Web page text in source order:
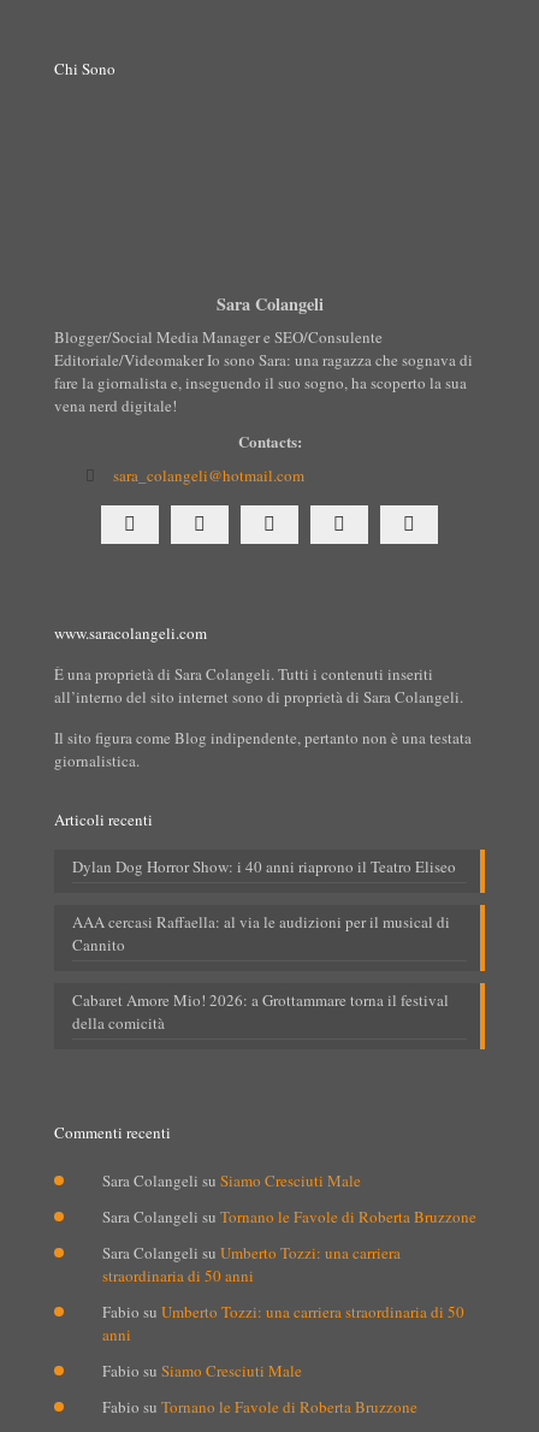
Chi Sono
Sara Colangeli
Blogger/Social Media Manager e SEO/Consulente
Editoriale/Videomaker Io sono Sara: una ragazza che sognava di
fare la giornalista e, inseguendo il suo sogno, ha scoperto la sua
vena nerd digitale!
Contacts:
sara_colangeli@hotmail.com
www.saracolangeli.com
È una proprietà di Sara Colangeli. Tutti i contenuti inseriti
all’interno del sito internet sono di proprietà di Sara Colangeli.
Il sito figura come Blog indipendente, pertanto non è una testata
giornalistica.
Articoli recenti
Dylan Dog Horror Show: i 40 anni riaprono il Teatro Eliseo
AAA cercasi Raffaella: al via le audizioni per il musical di
Cannito
Cabaret Amore Mio! 2026: a Grottammare torna il festival
della comicità
Commenti recenti
Sara Colangeli su Siamo Cresciuti Male
Sara Colangeli su Tornano le Favole di Roberta Bruzzone
Sara Colangeli su Umberto Tozzi: una carriera
straordinaria di 50 anni
Fabio su Umberto Tozzi: una carriera straordinaria di 50
anni
Fabio su Siamo Cresciuti Male
Fabio su Tornano le Favole di Roberta Bruzzone